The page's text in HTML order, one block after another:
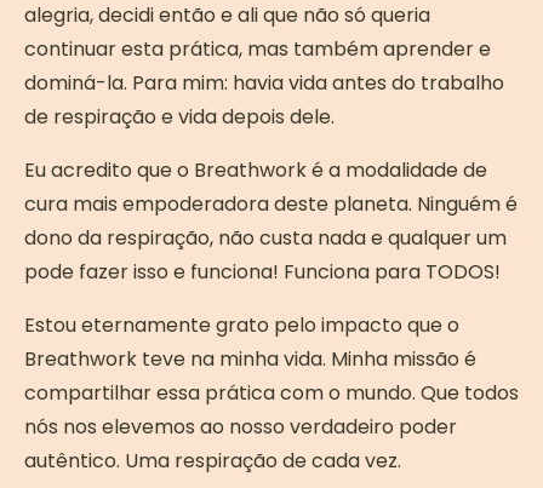
alegria, decidi então e ali que não só queria
continuar esta prática, mas também aprender e
dominá-la. Para mim: havia vida antes do trabalho
de respiração e vida depois dele.
Eu acredito que o Breathwork é a modalidade de
cura mais empoderadora deste planeta. Ninguém é
dono da respiração, não custa nada e qualquer um
pode fazer isso e funciona! Funciona para TODOS!
Estou eternamente grato pelo impacto que o
Breathwork teve na minha vida. Minha missão é
compartilhar essa prática com o mundo. Que todos
nós nos elevemos ao nosso verdadeiro poder
autêntico. Uma respiração de cada vez.